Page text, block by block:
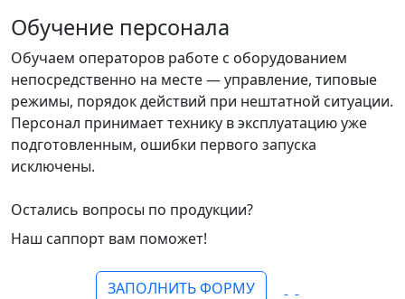
Обучение персонала
Обучаем операторов работе с оборудованием
непосредственно на месте — управление, типовые
режимы, порядок действий при нештатной ситуации.
Персонал принимает технику в эксплуатацию уже
подготовленным, ошибки первого запуска
исключены.
Остались вопросы по продукции?
Наш саппорт вам поможет!
ЗАПОЛНИТЬ ФОРМУ